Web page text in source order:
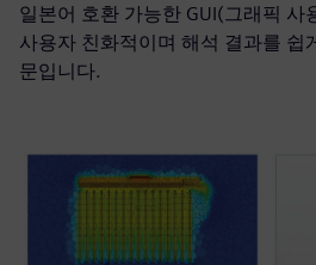
일본어 호환 가능한 GUI(그래픽 사
사용자 친화적이며 해석 결과를 쉽
문입니다.